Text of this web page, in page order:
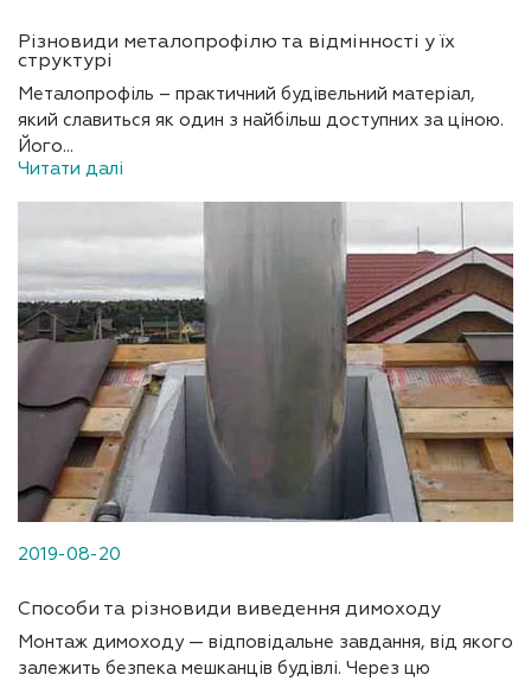
Різновиди металопрофілю та відмінності у їх
структурі
Металопрофіль – практичний будівельний матеріал,
який славиться як один з найбільш доступних за ціною.
Його...
Читати далі
2019-08-20
Способи та різновиди виведення димоходу
Монтаж димоходу — відповідальне завдання, від якого
залежить безпека мешканців будівлі. Через цю